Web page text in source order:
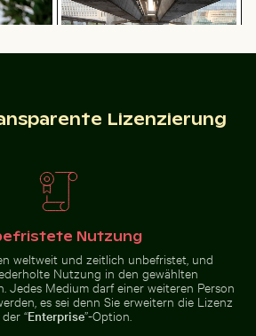
Verkehr am Ratchaprasong-
Kreuzung in Bangkok
mit
Ruhiger Tropenstrand mit
Ruhiger Tropenstrand mit klarem
blauem Wasser
in den klaren Gewässern von
Detailreiche Wandmalereien
Lizenzierung
Nutzung
weltweit und zeitlich unbefristet, und
Nutzung in den gewählten
Jedes Medium darf einer weiteren Person
es sei denn Sie erweitern die Lizenz
“Enterprise”-Option.